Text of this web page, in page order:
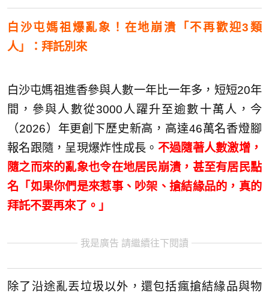
白沙屯媽祖爆亂象！在地崩潰「不再歡迎3類
人」：拜託別來
白沙屯媽祖進香參與人數一年比一年多，短短20年
間，參與人數從3000人躍升至逾數十萬人，今
（2026）年更創下歷史新高，高達46萬名香燈腳
報名跟隨，呈現爆炸性成長。 不過隨著人數激增，
隨之而來的亂象也令在地居民崩潰，甚至有居民點
名「如果你們是來惹事、吵架、搶結緣品的，真的
拜託不要再來了。」
我是廣告 請繼續往下閱讀
除了沿途亂丟垃圾以外，還包括瘋搶結緣品與物